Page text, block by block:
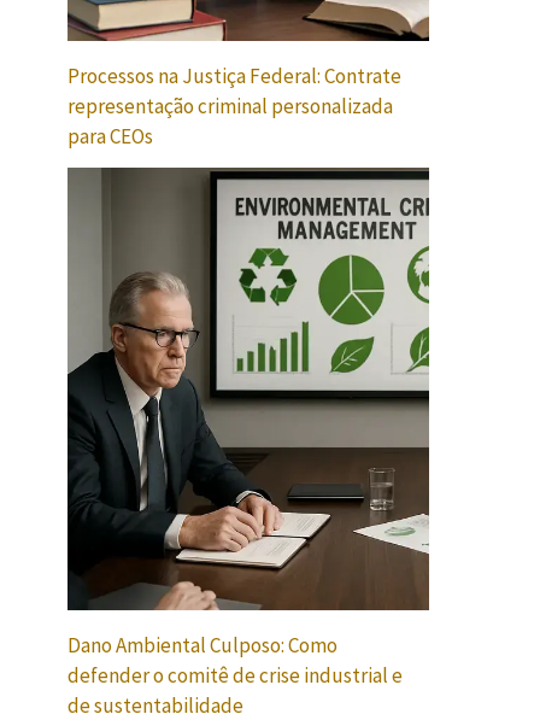
Processos na Justiça Federal: Contrate
representação criminal personalizada
para CEOs
Dano Ambiental Culposo: Como
defender o comitê de crise industrial e
de sustentabilidade